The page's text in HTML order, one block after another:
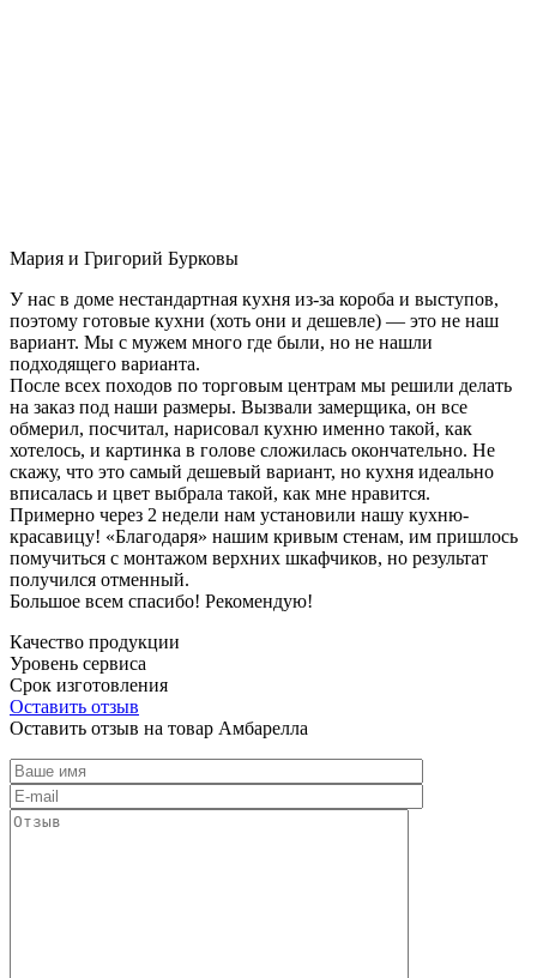
Мария и Григорий Бурковы
У нас в доме нестандартная кухня из-за короба и выступов,
поэтому готовые кухни (хоть они и дешевле) — это не наш
вариант. Мы с мужем много где были, но не нашли
подходящего варианта.
После всех походов по торговым центрам мы решили делать
на заказ под наши размеры. Вызвали замерщика, он все
обмерил, посчитал, нарисовал кухню именно такой, как
хотелось, и картинка в голове сложилась окончательно. Не
скажу, что это самый дешевый вариант, но кухня идеально
вписалась и цвет выбрала такой, как мне нравится.
Примерно через 2 недели нам установили нашу кухню-
красавицу! «Благодаря» нашим кривым стенам, им пришлось
помучиться с монтажом верхних шкафчиков, но результат
получился отменный.
Большое всем спасибо! Рекомендую!
Качество продукции
Уровень сервиса
Срок изготовления
Оставить отзыв
Оставить отзыв на товар Амбарелла